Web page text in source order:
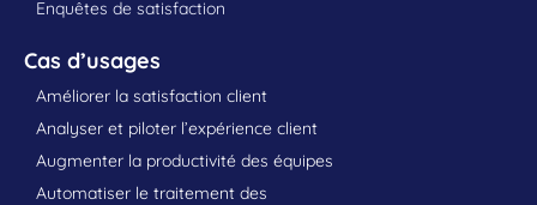
Enquêtes de satisfaction
Cas d’usages
Améliorer la satisfaction client
Analyser et piloter l’expérience client
Augmenter la productivité des équipes
Automatiser le traitement des